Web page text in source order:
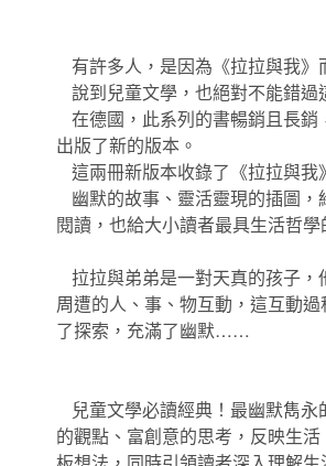
有許多人，是因為《拉拉與我》
說到兒童文學，也絕對不能錯過
在德國，此系列的書暢銷且長
出版了新的版本。
這兩冊新版本收錄了《拉拉與我
幽默的故事、靈活靈現的插圖，
閱讀，也給大小讀者最具生活哲學
拉拉與弟弟是一對天真的孩子
周遭的人、事、物互動，這互動
了探索，充滿了幽默……
兒童文學必讀經典！最幽默雋
的觀點、富創意的思考，反映生